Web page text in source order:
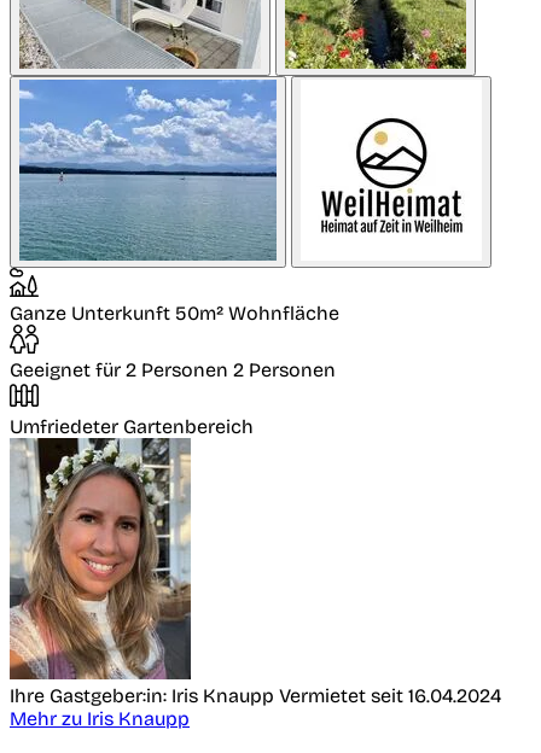
Ganze Unterkunft 50m² Wohnfläche
Geeignet für 2 Personen 2 Personen
Umfriedeter Gartenbereich
Ihre Gastgeber:in: Iris Knaupp Vermietet seit 16.04.2024
Mehr zu Iris Knaupp